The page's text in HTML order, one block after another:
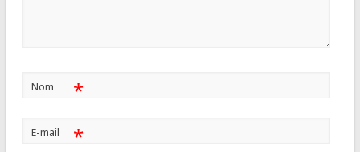
Nom *
E-mail *